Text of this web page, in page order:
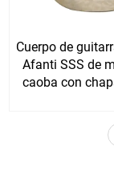
Cuerpo de
Afanti SSS de
caoba con